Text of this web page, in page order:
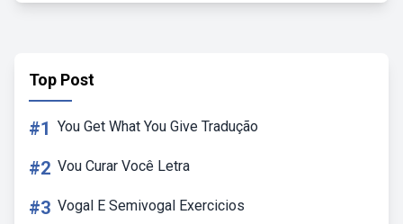
Top Post
#1 You Get What You Give Tradução
#2 Vou Curar Você Letra
#3 Vogal E Semivogal Exercicios